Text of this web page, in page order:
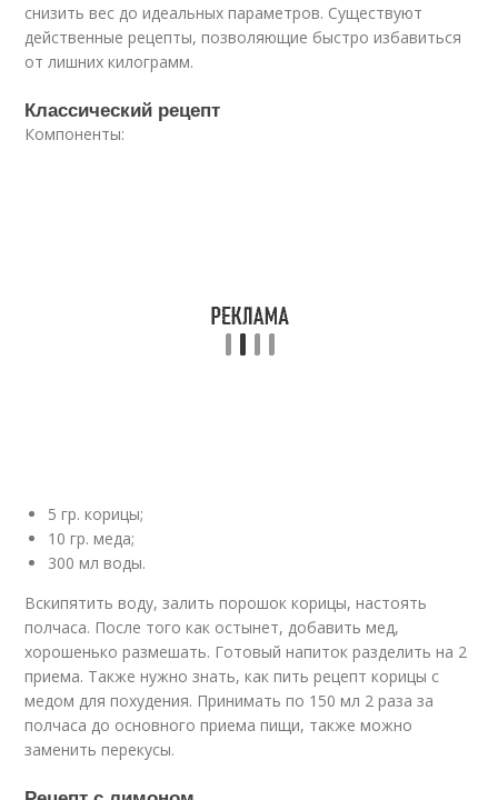
снизить вес до идеальных параметров. Существуют
действенные рецепты, позволяющие быстро избавиться
от лишних килограмм.
Классический рецепт
Компоненты:
5 гр. корицы;
10 гр. меда;
300 мл воды.
Вскипятить воду, залить порошок корицы, настоять
полчаса. После того как остынет, добавить мед,
хорошенько размешать. Готовый напиток разделить на 2
приема. Также нужно знать, как пить рецепт корицы с
медом для похудения. Принимать по 150 мл 2 раза за
полчаса до основного приема пищи, также можно
заменить перекусы.